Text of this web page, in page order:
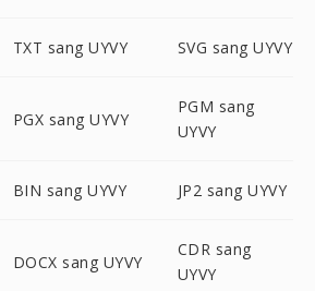
TXT sang UYVY SVG sang UYVY
PGX sang UYVY
PGM sang
UYVY
BIN sang UYVY JP2 sang UYVY
DOCX sang UYVY
CDR sang
UYVY